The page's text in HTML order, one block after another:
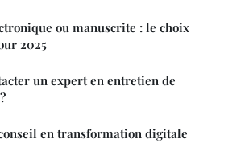
ou manuscrite : le choix
2025
un expert en entretien de
en transformation digitale